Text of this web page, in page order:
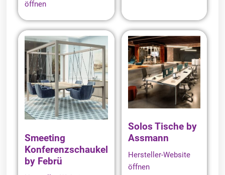
öffnen
Smeeting
Konferenzschaukel
by Febrü
Solos Tische by
Assmann
Hersteller-Website
öffnen